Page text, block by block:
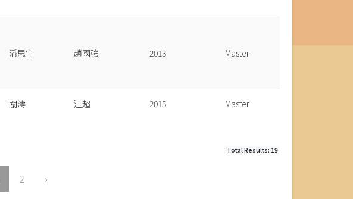
潘思宇 趙國強 2013. Master
關濤 汪超 2015. Master
Total Results: 19
2 ›